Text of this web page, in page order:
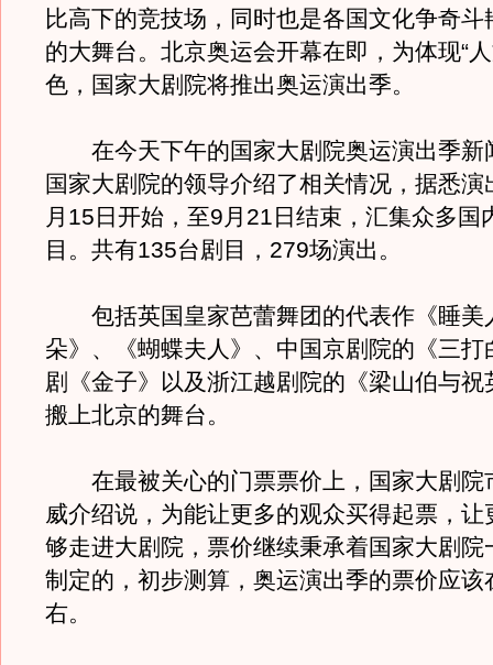
比高下的竞技场，同时也是各国文化争奇斗
的大舞台。北京奥运会开幕在即，为体现“
色，国家大剧院将推出奥运演出季。
在今天下午的国家大剧院奥运演出季新
国家大剧院的领导介绍了相关情况，据悉
月15日开始，至9月21日结束，汇集众多国
目。共有135台剧目，279场演出。
包括英国皇家芭蕾舞团的代表作《睡美
朵》、《蝴蝶夫人》、中国京剧院的《三打
剧《金子》以及浙江越剧院的《梁山伯与祝
搬上北京的舞台。
在最被关心的门票票价上，国家大剧院
威介绍说，为能让更多的观众买得起票，让
够走进大剧院，票价继续秉承着国家大剧院
制定的，初步测算，奥运演出季的票价应该
右。